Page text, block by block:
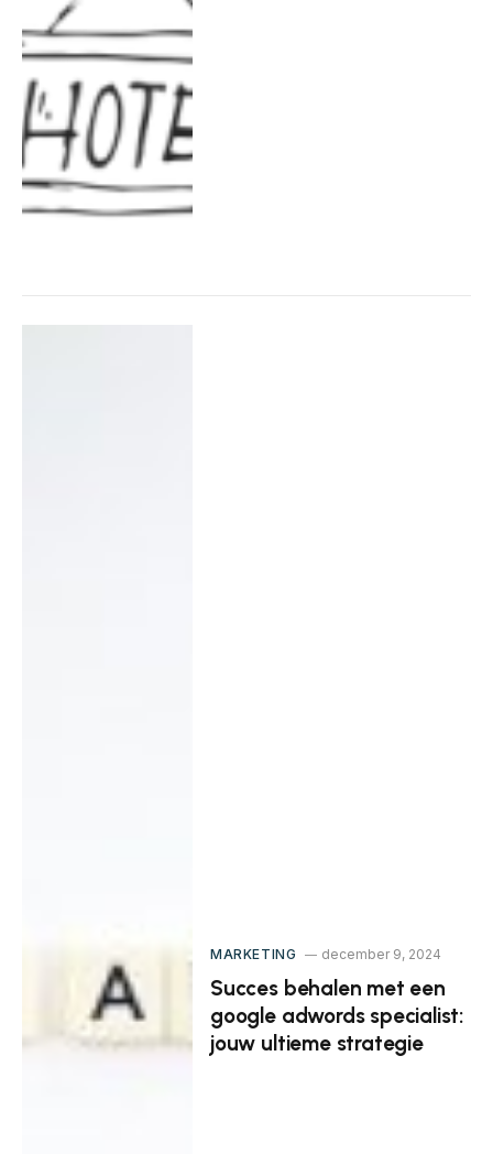
MARKETING december 9, 2024
Succes behalen met een
google adwords specialist:
jouw ultieme strategie